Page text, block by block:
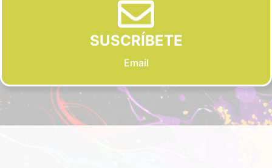
SUSCRÍBETE
Email